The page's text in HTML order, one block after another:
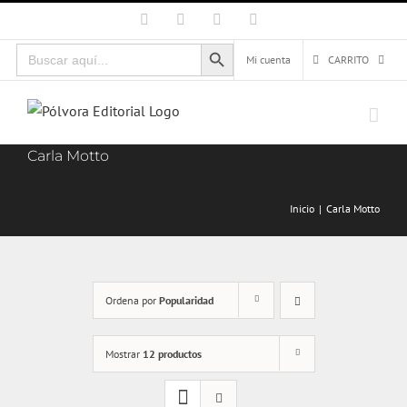
al
contenido
Facebook Instagram
Buscar:
Botón de búsqueda
Mi cuenta
CARRITO
Carla Motto
Inicio Carla Motto
Ordena por Popularidad
Mostrar 12 productos